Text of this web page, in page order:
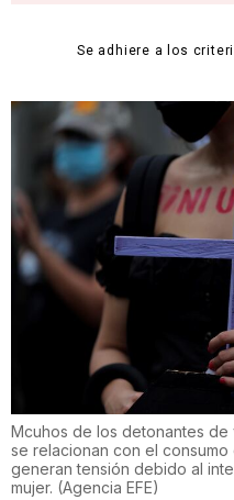
Se adhiere a los
Mcuhos de los detonantes
se relacionan con el
generan tensión debido al
mujer. (Agencia EFE)